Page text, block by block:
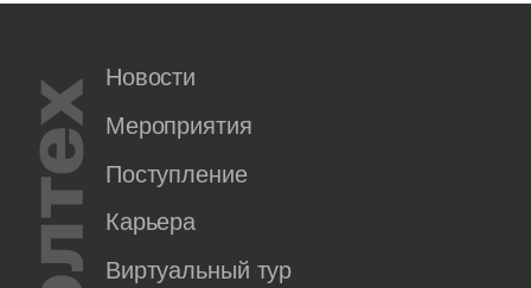
Новости
Мероприятия
Поступление
Карьера
Виртуальный тур